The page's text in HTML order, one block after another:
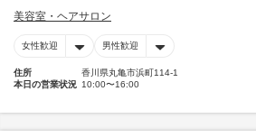
美容室・ヘアサロン
女性歓迎 男性歓迎
住所
香川県丸亀市浜町114-1
本日の営業状況 10:00〜16:00